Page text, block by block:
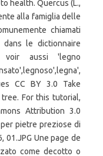
health. Quercus (L.,
alla famiglia delle
chiamati
le dictionnaire
voir aussi 'legno
CC BY 3.0 Take
For this tutorial,
Attribution 3.0
pietre preziose di
01.JPG Une page de
come decotto o